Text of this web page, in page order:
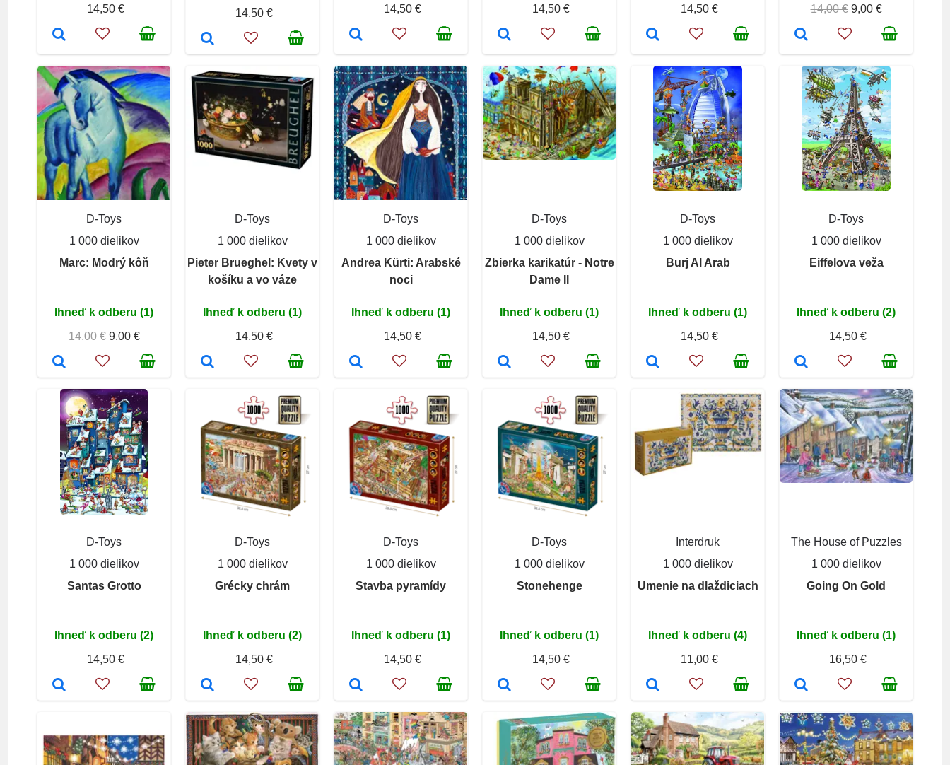
14,50 €
14,50 €
14,50 €
14,50 €
14,50 €
14,00 € 9,00 €
D-Toys
1 000 dielikov
Marc: Modrý kôň
Ihneď k odberu (1)
14,00 € 9,00 €
D-Toys
1 000 dielikov
Pieter Brueghel: Kvety v
košíku a vo váze
Ihneď k odberu (1)
14,50 €
D-Toys
1 000 dielikov
Andrea Kürti: Arabské
noci
Ihneď k odberu (1)
14,50 €
D-Toys
1 000 dielikov
Zbierka karikatúr - Notre
Dame II
Ihneď k odberu (1)
14,50 €
D-Toys
1 000 dielikov
Burj Al Arab
Ihneď k odberu (1)
14,50 €
D-Toys
1 000 dielikov
Eiffelova veža
Ihneď k odberu (2)
14,50 €
D-Toys
1 000 dielikov
Santas Grotto
Ihneď k odberu (2)
14,50 €
D-Toys
1 000 dielikov
Grécky chrám
Ihneď k odberu (2)
14,50 €
D-Toys
1 000 dielikov
Stavba pyramídy
Ihneď k odberu (1)
14,50 €
D-Toys
1 000 dielikov
Stonehenge
Ihneď k odberu (1)
14,50 €
Interdruk
1 000 dielikov
Umenie na dlaždiciach
Ihneď k odberu (4)
11,00 €
The House of Puzzles
1 000 dielikov
Going On Gold
Ihneď k odberu (1)
16,50 €